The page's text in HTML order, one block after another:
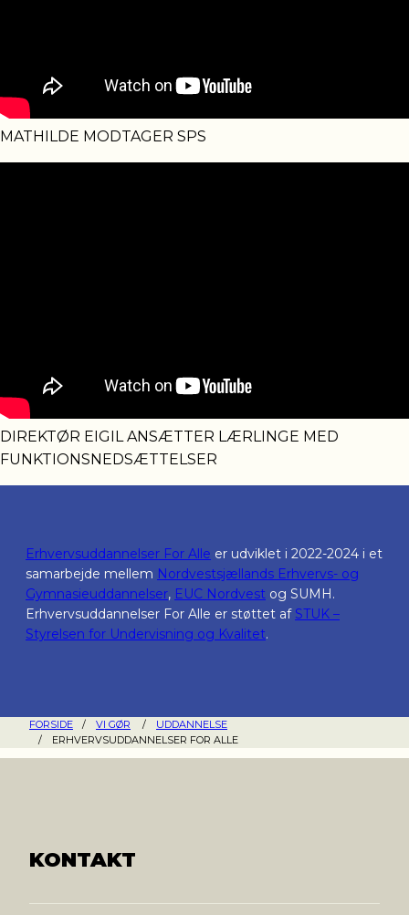
MATHILDE MODTAGER SPS
DIREKTØR EIGIL ANSÆTTER LÆRLINGE MED
FUNKTIONSNEDSÆTTELSER
Erhvervsuddannelser For Alle er udviklet i 2022-2024 i et
samarbejde mellem Nordvestsjællands Erhvervs- og
Gymnasieuddannelser, EUC Nordvest og SUMH.
Erhvervsuddannelser For Alle er støttet af STUK –
Styrelsen for Undervisning og Kvalitet.
FORSIDE / VI GØR /
UDDANNELSE
/
ERHVERVSUDDANNELSER FOR ALLE
KONTAKT